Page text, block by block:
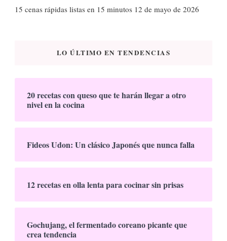
15 cenas rápidas listas en 15 minutos 12 de mayo de 2026
LO ÚLTIMO EN TENDENCIAS
20 recetas con queso que te harán llegar a otro
nivel en la cocina
Fideos Udon: Un clásico Japonés que nunca falla
12 recetas en olla lenta para cocinar sin prisas
Gochujang, el fermentado coreano picante que
crea tendencia